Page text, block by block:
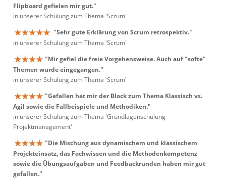
Flipboard gefielen mir gut."
in unserer Schulung zum Thema 'Scrum'
"Sehr gute Erklärung von Scrum retrospektiv."
in unserer Schulung zum Thema 'Scrum'
"Mir gefiel die freie Vorgehensweise. Auch auf "softe"
Themen wurde eingegangen."
in unserer Schulung zum Thema 'Scrum'
"Gefallen hat mir der Block zum Thema Klassisch vs.
Agil sowie die Fallbeispiele und Methodiken."
in unserer Schulung zum Thema 'Grundlagenschulung
Projektmanagement'
"Die Mischung aus dynamischem und klassischem
Projekteinsatz, das Fachwissen und die Methodenkompetenz
sowie die Übungsaufgaben und Feedbackrunden haben mir gut
gefallen."